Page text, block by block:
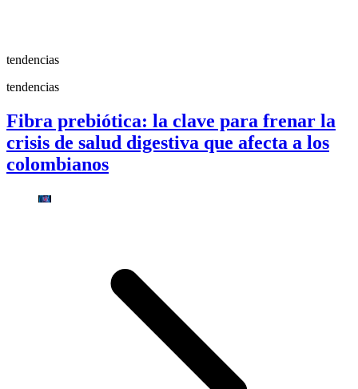
tendencias
tendencias
Fibra prebiótica: la clave para frenar la
crisis de salud digestiva que afecta a los
colombianos